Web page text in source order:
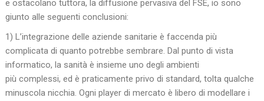
e ostacolano tuttora, la diffusione pervasiva del FSE, io sono
giunto alle seguenti conclusioni:
1) L’integrazione delle aziende sanitarie è faccenda più
complicata di quanto potrebbe sembrare. Dal punto di vista
informatico, la sanità è insieme uno degli ambienti
più complessi, ed è praticamente privo di standard, tolta qualche
minuscola nicchia. Ogni player di mercato è libero di modellare i